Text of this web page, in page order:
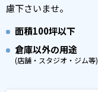
慮下さいませ。
面積100坪以下
倉庫以外の用途
(店舗・スタジオ・ジム等)